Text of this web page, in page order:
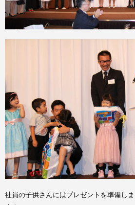
社員の子供さんにはプレゼントを準備し